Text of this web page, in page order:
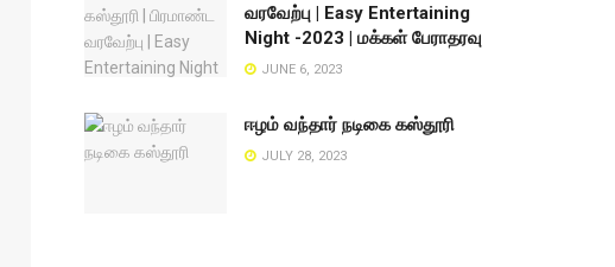
வரவேற்பு | Easy Entertaining
Night -2023 | மக்கள் பேராதரவு
JUNE 6, 2023
ஈழம் வந்தார் நடிகை கஸ்தூரி
JULY 28, 2023